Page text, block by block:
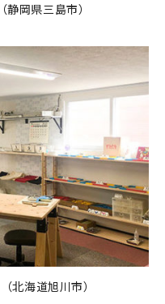
（静岡県三島市）
（北海道旭川市）